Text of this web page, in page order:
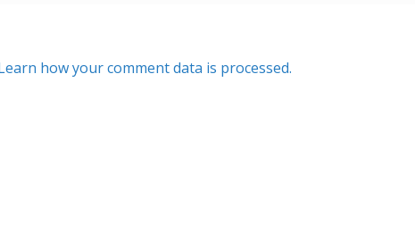
how your comment data is processed.